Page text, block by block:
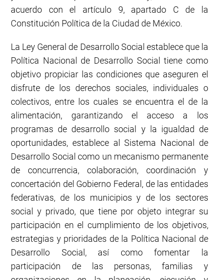
acuerdo con el artículo 9, apartado C de la
Constitución Política de la Ciudad de México.
La Ley General de Desarrollo Social establece que la
Política Nacional de Desarrollo Social tiene como
objetivo propiciar las condiciones que aseguren el
disfrute de los derechos sociales, individuales o
colectivos, entre los cuales se encuentra el de la
alimentación, garantizando el acceso a los
programas de desarrollo social y la igualdad de
oportunidades, establece al Sistema Nacional de
Desarrollo Social como un mecanismo permanente
de concurrencia, colaboración, coordinación y
concertación del Gobierno Federal, de las entidades
federativas, de los municipios y de los sectores
social y privado, que tiene por objeto integrar su
participación en el cumplimiento de los objetivos,
estrategias y prioridades de la Política Nacional de
Desarrollo Social, así como fomentar la
participación de las personas, familias y